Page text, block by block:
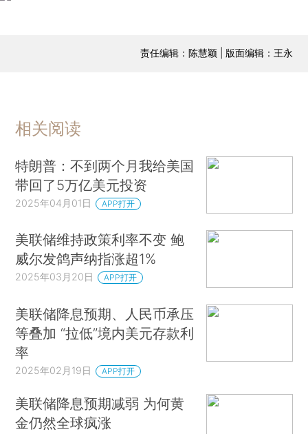
责任编辑：陈慧颖 | 版面编辑：王永
相关阅读
特朗普：不到两个月我给美国
带回了5万亿美元投资
2025年04月01日 APP打开
美联储维持政策利率不变 鲍
威尔发鸽声纳指涨超1%
2025年03月20日 APP打开
美联储降息预期、人民币承压
等叠加 “拉低”境内美元存款利
率
2025年02月19日 APP打开
美联储降息预期减弱 为何黄
金仍然全球疯涨